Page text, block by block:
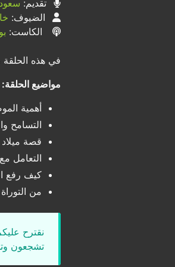
تقديم:
الضيوف:
الكاست:
في هذه الحلقة
مواضيع الحلقة:
أهمية
التسامح
قصة
التعامل
كيف رفع
من
نقترح
تشجعون